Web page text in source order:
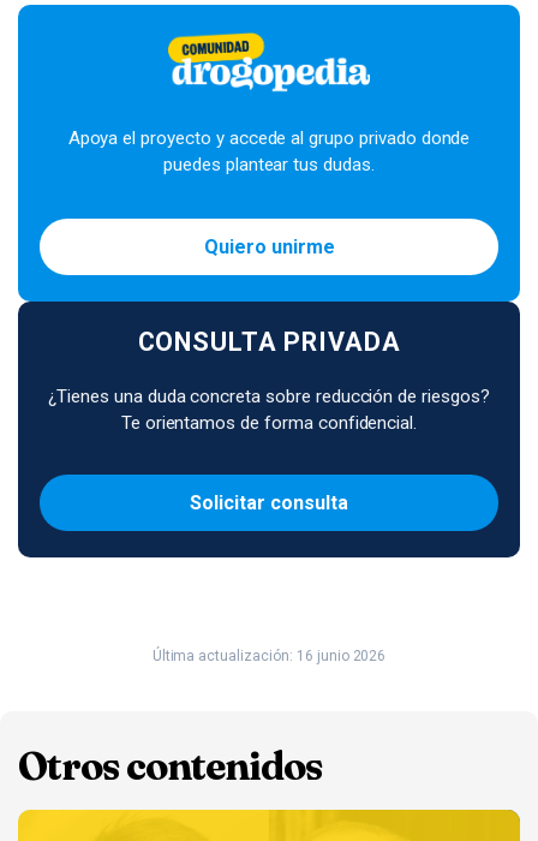
Apoya el proyecto y accede al grupo privado donde
puedes plantear tus dudas.
Quiero unirme
CONSULTA PRIVADA
¿Tienes una duda concreta sobre reducción de riesgos?
Te orientamos de forma confidencial.
Solicitar consulta
Última actualización: 16 junio 2026
Otros contenidos